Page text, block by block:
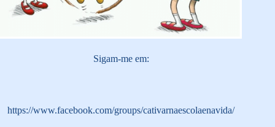
Sigam-me em:
https://www.facebook.com/groups/cativarnaescolaenavida/